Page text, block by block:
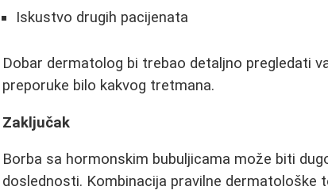
Iskustvo drugih pacijenata
Dobar dermatolog bi trebao detaljno pregledati
preporuke bilo kakvog tretmana.
Zaključak
Borba sa hormonskim bubuljicama može biti
doslednosti. Kombinacija pravilne dermatološke